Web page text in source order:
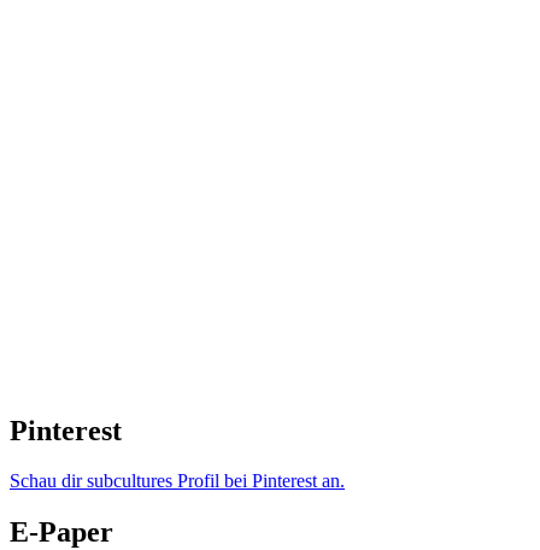
Pinterest
Schau dir subcultures Profil bei Pinterest an.
E-Paper